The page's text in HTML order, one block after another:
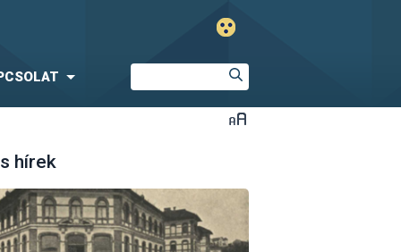
hírek